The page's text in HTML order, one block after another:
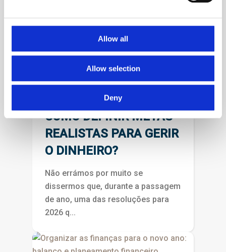
Allow all
Allow selection
Deny
RESOLUÇÕES
FINANCEIRAS 2026:
COMO DEFINIR METAS
REALISTAS PARA GERIR
O DINHEIRO?
Não errámos por muito se
dissermos que, durante a passagem
de ano, uma das resoluções para
2026 q...